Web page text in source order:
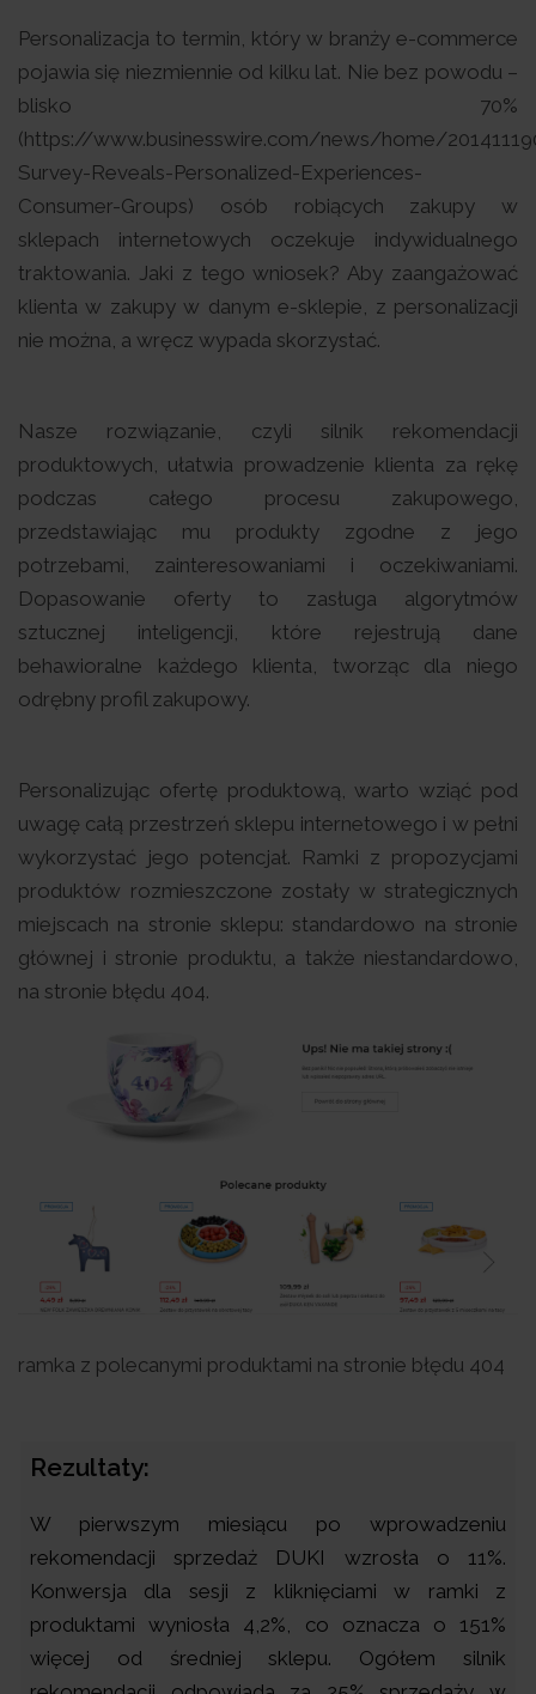
Personalizacja to termin, który w branży e-commerce
pojawia się niezmiennie od kilku lat. Nie bez powodu –
blisko 70%
(https://www.businesswire.com/news/home/
Survey-Reveals-Personalized-Experiences-
Consumer-Groups) osób robiących zakupy w
sklepach internetowych oczekuje indywidualnego
traktowania. Jaki z tego wniosek? Aby zaangażować
klienta w zakupy w danym e-sklepie, z personalizacji
nie można, a wręcz wypada skorzystać.
Nasze rozwiązanie, czyli silnik rekomendacji
produktowych, ułatwia prowadzenie klienta za rękę
podczas całego procesu zakupowego,
przedstawiając mu produkty zgodne z jego
potrzebami, zainteresowaniami i oczekiwaniami.
Dopasowanie oferty to zasługa algorytmów
sztucznej inteligencji, które rejestrują dane
behawioralne każdego klienta, tworząc dla niego
odrębny profil zakupowy.
Personalizując ofertę produktową, warto wziąć pod
uwagę całą przestrzeń sklepu internetowego i w pełni
wykorzystać jego potencjał. Ramki z propozycjami
produktów rozmieszczone zostały w strategicznych
miejscach na stronie sklepu: standardowo na stronie
głównej i stronie produktu, a także niestandardowo,
na stronie błędu 404.
ramka z polecanymi produktami na stronie błędu 404
Rezultaty:
W pierwszym miesiącu po wprowadzeniu
rekomendacji sprzedaż DUKI wzrosła o 11%.
Konwersja dla sesji z kliknięciami w ramki z
produktami wyniosła 4,2%, co oznacza o 151%
więcej od średniej sklepu. Ogółem silnik